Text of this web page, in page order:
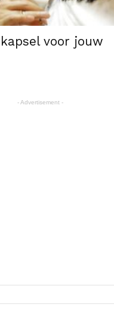
voor jouw
- Advertisement -